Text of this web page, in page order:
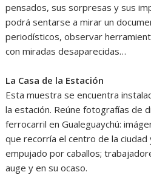
pensados, sus sorpresas y sus
podrá sentarse a mirar un
periodísticos, observar
con miradas desaparecidas…
La Casa de la Estación
Esta muestra se encuentra
la estación. Reúne fotografías de
ferrocarril en Gualeguaychú:
que recorría el centro de la
empujado por caballos;
auge y en su ocaso.